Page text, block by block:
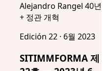
Alejandro Rangel 40년
+ 정관 개혁
Edición 22 · 6월 2023
SITIMMFORMA 제